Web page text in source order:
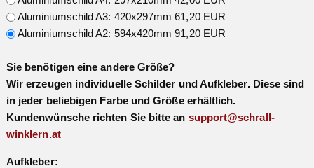
Aluminiumschild A3: 420x297mm 61,20 EUR
Aluminiumschild A2: 594x420mm 91,20 EUR
Sie benötigen eine andere Größe?
Wir erzeugen individuelle Schilder und Aufkleber. Diese sind
in jeder beliebigen Farbe und Größe erhältlich.
Kundenwünsche richten Sie bitte an support@schrall-
winklern.at
Aufkleber: